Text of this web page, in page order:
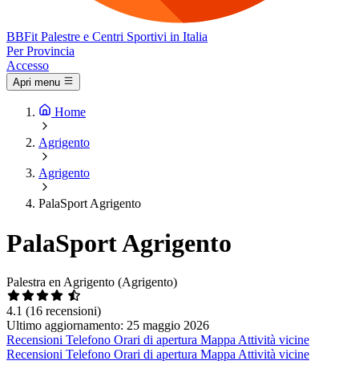
BBFit Palestre e Centri Sportivi in Italia
Per Provincia
Accesso
Apri menu
Home
Agrigento
Agrigento
PalaSport Agrigento
PalaSport Agrigento
Palestra en Agrigento (Agrigento)
4.1 (16 recensioni)
Ultimo aggiornamento: 25 maggio 2026
Recensioni Telefono Orari di apertura Mappa Attività vicine
Recensioni Telefono Orari di apertura Mappa Attività vicine